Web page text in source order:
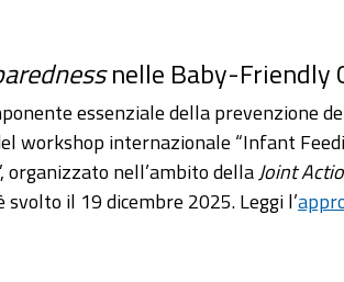
nelle Baby-Friendly
essenziale della prevenzione
workshop internazionale “Infant
organizzato nell’ambito dellaJoint
il 19 dicembre 2025. Leggi l’